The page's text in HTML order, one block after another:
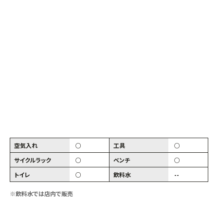
空気入れ ○ 工具
○
サイクルラック
○ ベンチ
○
トイレ
○ 飲料水 --
※飲料水では店内で販売